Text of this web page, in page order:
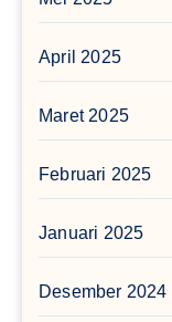
April 2025
Maret 2025
Februari 2025
Januari 2025
Desember 2024